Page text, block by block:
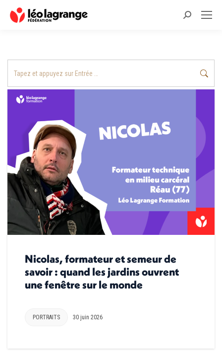
Recherche
Nicolas, formateur et semeur de
savoir : quand les jardins ouvrent
une fenêtre sur le monde
PORTRAITS 30 juin 2026